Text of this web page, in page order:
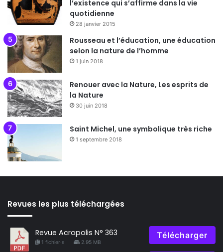
l’existence qui s’affirme dans la vie
quotidienne
28 janvier 2015
Rousseau et l’éducation, une éducation
selon la nature de l’homme
1 juin 2018
Renouer avec la Nature, Les esprits de
la Nature
30 juin 2018
Saint Michel, une symbolique très riche
1 septembre 2018
Revues les plus téléchargées
Revue Acropolis N° 363
1 fichier·s 2.95 MB
Télécharger